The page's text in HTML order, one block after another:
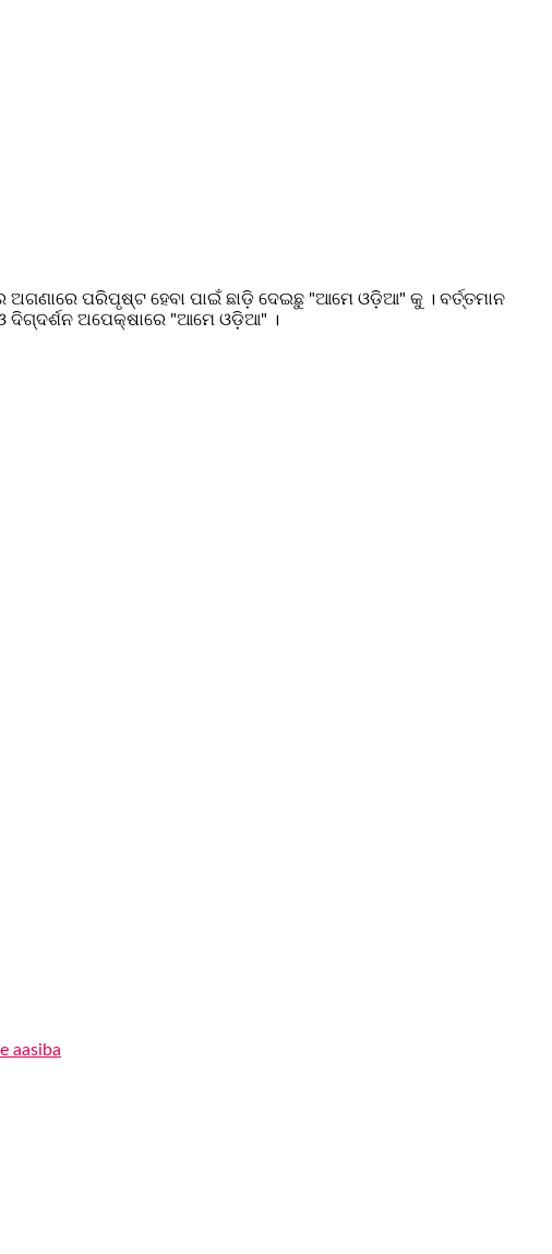
ପରିପୃଷ୍ଟ ହେବା ପାଇଁ ଛାଡ଼ି ଦେଇଛୁ "ଆମେ ଓଡ଼ିଆ" କୁ । ବର୍ତ୍ତମାନ
ଅପେକ୍ଷାରେ "ଆମେ ଓଡ଼ିଆ" ।